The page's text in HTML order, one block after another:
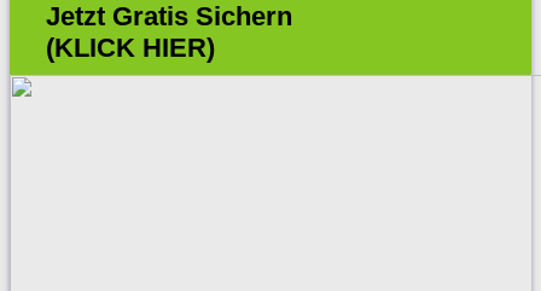
Jetzt Gratis Sichern
(KLICK HIER)